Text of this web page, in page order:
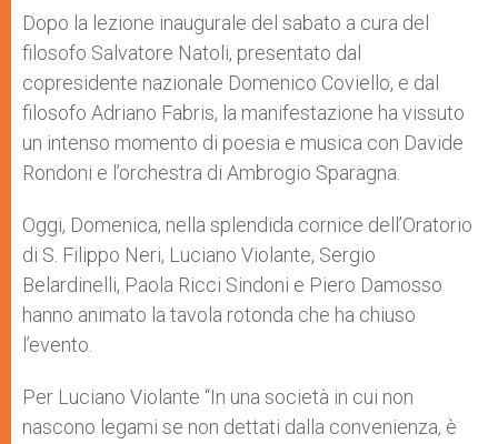
Dopo la lezione inaugurale del sabato a cura del
filosofo Salvatore Natoli, presentato dal
copresidente nazionale Domenico Coviello, e dal
filosofo Adriano Fabris, la manifestazione ha vissuto
un intenso momento di poesia e musica con Davide
Rondoni e l’orchestra di Ambrogio Sparagna.
Oggi, Domenica, nella splendida cornice dell’Oratorio
di S. Filippo Neri, Luciano Violante, Sergio
Belardinelli, Paola Ricci Sindoni e Piero Damosso
hanno animato la tavola rotonda che ha chiuso
l’evento.
Per Luciano Violante “In una società in cui non
nascono legami se non dettati dalla convenienza, è